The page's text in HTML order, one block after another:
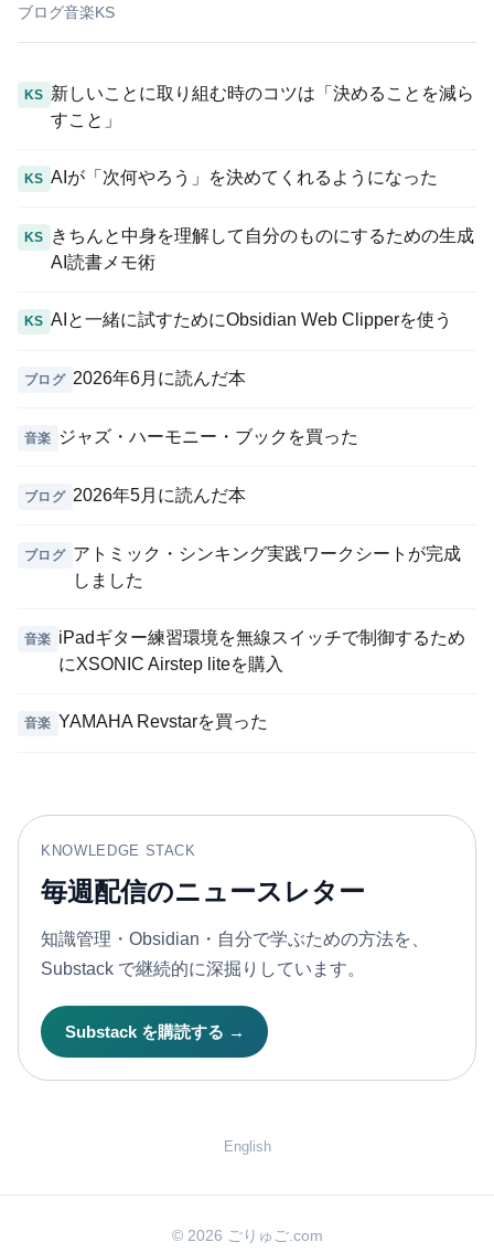
ブログ音楽KS
KS
新しいことに取り組む時のコツは「決めることを減ら
すこと」
KS AIが「次何やろう」を決めてくれるようになった
KS
きちんと中身を理解して自分のものにするための生成
AI読書メモ術
KS AIと一緒に試すためにObsidian Web Clipperを使う
ブログ 2026年6月に読んだ本
音楽 ジャズ・ハーモニー・ブックを買った
ブログ 2026年5月に読んだ本
ブログ アトミック・シンキング実践ワークシートが完成
しました
音楽
iPadギター練習環境を無線スイッチで制御するため
にXSONIC Airstep liteを購入
音楽 YAMAHA Revstarを買った
KNOWLEDGE STACK
毎週配信のニュースレター
知識管理・Obsidian・自分で学ぶための方法を、
Substack で継続的に深掘りしています。
Substack を購読する →
English
© 2026 ごりゅご.com